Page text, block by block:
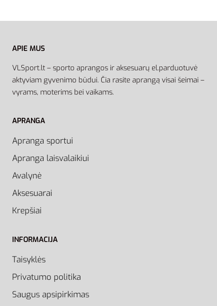
APIE MUS
VLSport.lt – sporto aprangos ir aksesuarų el.parduotuvė
aktyviam gyvenimo būdui. Čia rasite aprangą visai šeimai –
vyrams, moterims bei vaikams.
APRANGA
Apranga sportui
Apranga laisvalaikiui
Avalynė
Aksesuarai
Krepšiai
INFORMACIJA
Taisyklės
Privatumo politika
Saugus apsipirkimas